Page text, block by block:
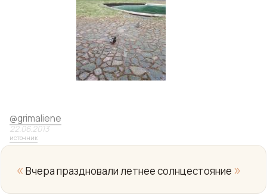
@grimaliene
22.06.2013
источник
« Вчера праздновали летнее солнцестояние »